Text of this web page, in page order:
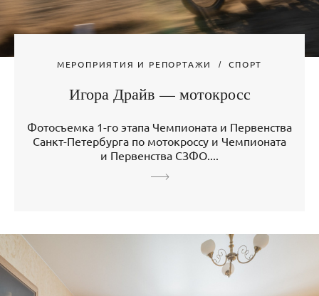
МЕРОПРИЯТИЯ И РЕПОРТАЖИ СПОРТ
Игора Драйв — мотокросс
Фотосъемка 1-го этапа Чемпионата и Первенства
Санкт-Петербурга по мотокроссу и Чемпионата
и Первенства СЗФО....